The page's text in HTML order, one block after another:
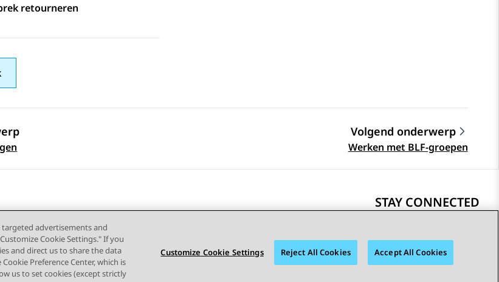
retourneren
Volgend onderwerp
Werken met BLF-groepen
STAY CONNECTED
Privacy Cookiebeleid Toegankelijkheid © 2026 Avaya LLC
advertisements and
Cookie Settings." If you
and direct us to share the data
Preference Center, which is
us to set cookies (except strictly
Customize Cookie Settings Reject All Cookies Accept All Cookies